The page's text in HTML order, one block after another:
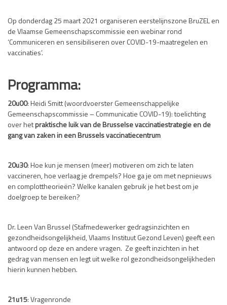
Op donderdag 25 maart 2021 organiseren eerstelijnszone BruZEL en
de Vlaamse Gemeenschapscommissie een webinar rond
‘Communiceren en sensibiliseren over COVID-19-maatregelen en
vaccinaties’.
Programma:
20u00: Heidi Smitt (woordvoerster Gemeenschappelijke
Gemeenschapscommissie – Communicatie COVID-19): toelichting
over hetpraktische luik van de Brusselse vaccinatiestrategie en de
gang van zaken in een Brussels vaccinatiecentrum
20u30: Hoe kun je mensen (meer) motiveren om zich te laten
vaccineren, hoe verlaag je drempels? Hoe ga je om met nepnieuws
en complottheorieën? Welke kanalen gebruik je het best om je
doelgroep te bereiken?
Dr. Leen Van Brussel (Stafmedewerker gedragsinzichten en
gezondheidsongelijkheid, Vlaams Instituut Gezond Leven) geeft een
antwoord op deze en andere vragen. Ze geeft inzichten in het
gedrag van mensen en legt uit welke rol gezondheidsongelijkheden
hierin kunnen hebben.
21u15: Vragenronde